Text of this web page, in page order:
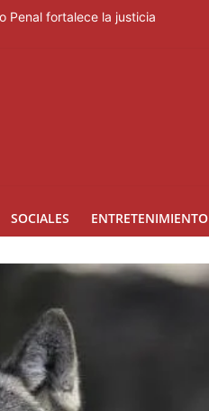
Penal fortalece la justicia
SOCIALES ENTRETENIMIENTO